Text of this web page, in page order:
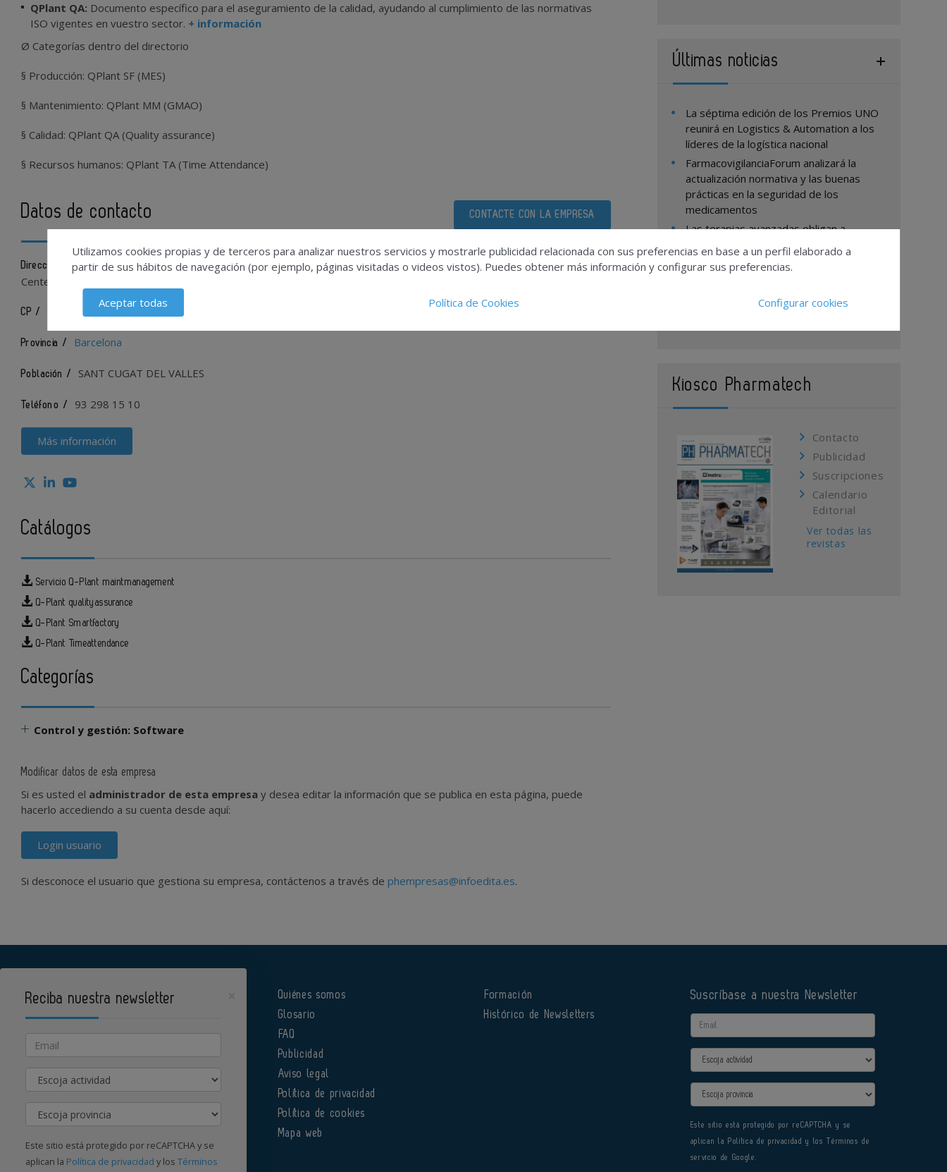
QPlant QA: Documento específico para el aseguramiento de la calidad, ayudando al cumplimiento de las normativas
ISO vigentes en vuestro sector. + información
Ø Categorías dentro del directorio
§ Producción: QPlant SF (MES)
§ Mantenimiento: QPlant MM (GMAO)
§ Calidad: QPlant QA (Quality assurance)
§ Recursos humanos: QPlant TA (Time Attendance)
Datos de contacto CONTACTE CON LA EMPRESA
Dirección /
Av. Corts Catalanes, 9-11 – pl. E of. 3 – Trade
Center III
CP /
Provincia / Barcelona
Población / SANT CUGAT DEL VALLES
Teléfono / 93 298 15 10
Más información
Catálogos
Servicio Q-Plant maintmanagement
Q-Plant qualityassurance
Q-Plant Smartfactory
Q-Plant Timeattendance
Categorías
Control y gestión: Software
Modificar datos de esta empresa
Si es usted el administrador de esta empresa y desea editar la información que se publica en esta página, puede
hacerlo accediendo a su cuenta desde aquí:
Login usuario
Si desconoce el usuario que gestiona su empresa, contáctenos a través de phempresas@infoedita.es.
Últimas noticias
La séptima edición de los Premios UNO
reunirá en Logistics & Automation a los
líderes de la logística nacional
FarmacovigilanciaForum analizará la
actualización normativa y las buenas
prácticas en la seguridad de los
medicamentos
Las terapias avanzadas obligan a
redefinir la toxicología preclínica
Canadá, Catar y Corea del Sur aprueban
primera línea para el cáncer de pulmón
Kiosco Pharmatech
Contacto
Publicidad
Suscripciones
Calendario
Editorial
Ver todas las
revistas
Órgano institucional de la AEFI
Quiénes somos
Glosario
FAQ
Publicidad
Aviso legal
Política de privacidad
Política de cookies
Mapa web
Formación
Histórico de Newsletters
Suscríbase a nuestra Newsletter
Email
Actividad
Provincia
Este sitio está protegido por reCAPTCHA y se
aplican la Política de privacidad y los Términos de
servicio de Google.
Utilizamos cookies propias y de terceros para analizar nuestros servicios y mostrarle publicidad relacionada con sus preferencias en base a un perfil elaborado a
partir de sus hábitos de navegación (por ejemplo, páginas visitadas o videos vistos). Puedes obtener más información y configurar sus preferencias.
Aceptar todas Política de Cookies Configurar cookies
Reciba nuestra newsletter
Email
Actividad
Provincia
Este sitio está protegido por reCAPTCHA y se
aplican la Política de privacidad y los Términos